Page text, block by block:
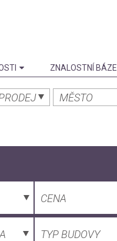
ZNALOSTNÍ BÁZE
MĚSTO
CENA
TYP BUDOVY